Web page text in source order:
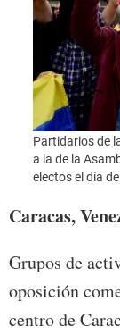
Partidarios de
a la de la
electos el día
Caracas,
Grupos de
oposición
centro de